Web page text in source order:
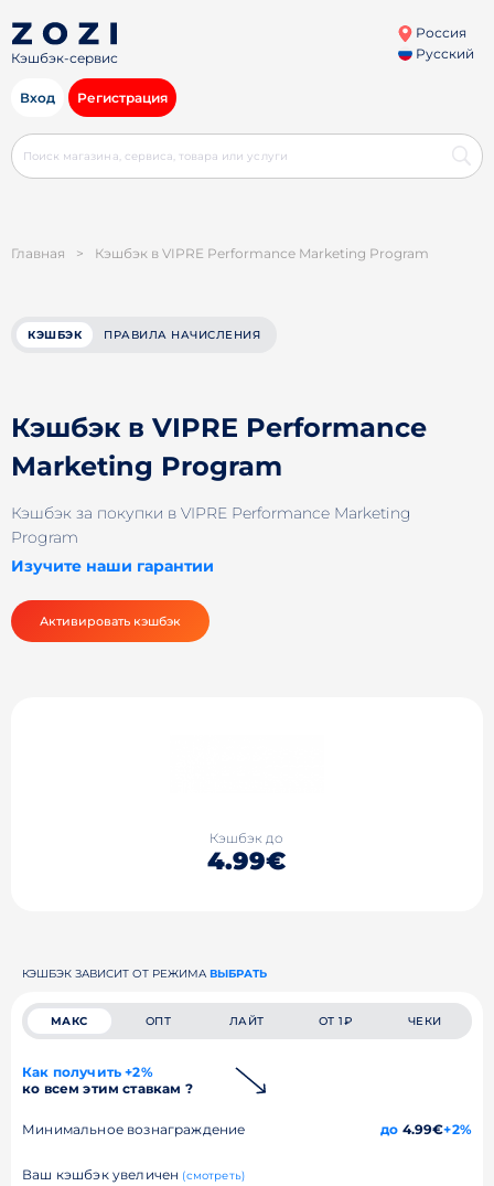
Кэшбэк-сервис
Россия
Русский
Вход Регистрация
Главная > Кэшбэк в VIPRE Performance Marketing Program
КЭШБЭК ПРАВИЛА НАЧИСЛЕНИЯ
Кэшбэк в VIPRE Performance
Marketing Program
Кэшбэк за покупки в VIPRE Performance Marketing
Program
Изучите наши гарантии
Активировать кэшбэк
Кэшбэк до
4.99€
КЭШБЭК ЗАВИСИТ ОТ РЕЖИМА ВЫБРАТЬ
МАКС ОПТ ЛАЙТ ОТ 1₽ ЧЕКИ
Как получить +2%
ко всем этим ставкам ?
Минимальное вознаграждение до 4.99€+2%
Ваш кэшбэк увеличен (смотреть)